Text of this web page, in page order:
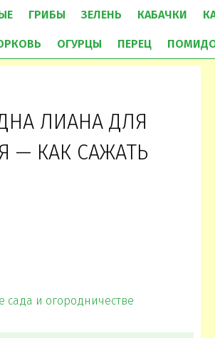
ГРИБЫ ЗЕЛЕНЬ КАБАЧКИ
ОГУРЦЫ ПЕРЕЦ
ЛИАНА ДЛЯ
— КАК САЖАТЬ
сада и огородничестве